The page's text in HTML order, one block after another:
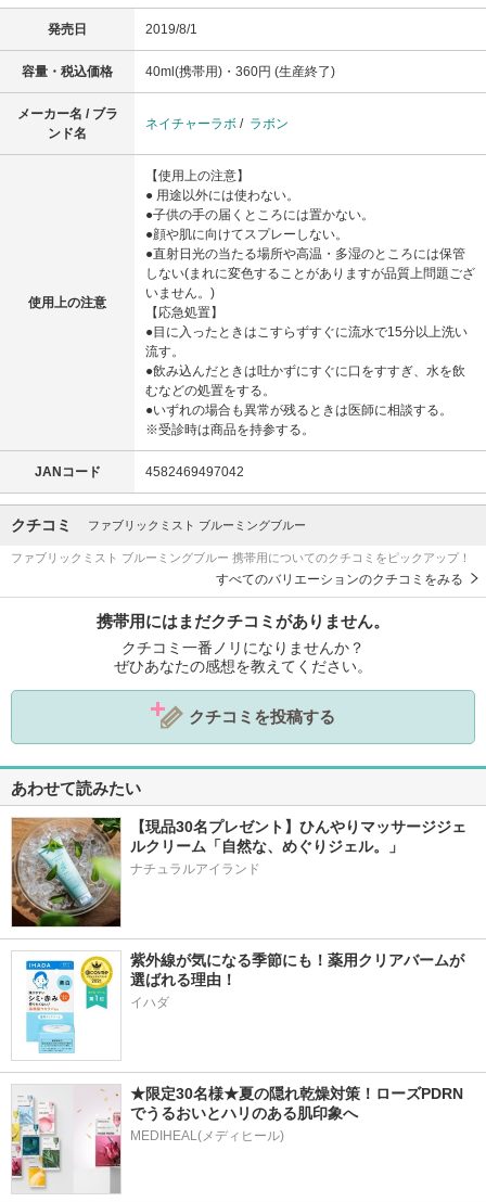
発売日 2019/8/1
容量・税込価格 40ml(携帯用)・360円 (生産終了)
メーカー名 / ブラ
ンド名
ネイチャーラボ / ラボン
使用上の注意
【使用上の注意】
● 用途以外には使わない。
●子供の手の届くところには置かない。
●顔や肌に向けてスプレーしない。
●直射日光の当たる場所や高温・多湿のところには保管
しない(まれに変色することがありますが品質上問題ござ
いません。)
【応急処置】
●目に入ったときはこすらずすぐに流水で15分以上洗い
流す。
●飲み込んだときは吐かずにすぐに口をすすぎ、水を飲
むなどの処置をする。
●いずれの場合も異常が残るときは医師に相談する。
※受診時は商品を持参する。
JANコード 4582469497042
クチコミ ファブリックミスト ブルーミングブルー
ファブリックミスト ブルーミングブルー 携帯用についてのクチコミをピックアップ！
すべてのバリエーションのクチコミをみる
携帯用にはまだクチコミがありません。
クチコミ一番ノリになりませんか？
ぜひあなたの感想を教えてください。
クチコミを投稿する
あわせて読みたい
【現品30名プレゼント】ひんやりマッサージジェ
ルクリーム「自然な、めぐりジェル。」
ナチュラルアイランド
紫外線が気になる季節にも！薬用クリアバームが
選ばれる理由！
イハダ
★限定30名様★夏の隠れ乾燥対策！ローズPDRN
でうるおいとハリのある肌印象へ
MEDIHEAL(メディヒール)